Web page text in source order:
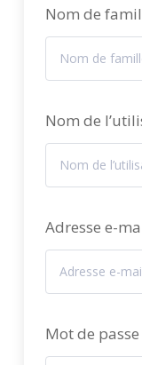
Nom de
Nom de
Adresse e-
Mot de passe